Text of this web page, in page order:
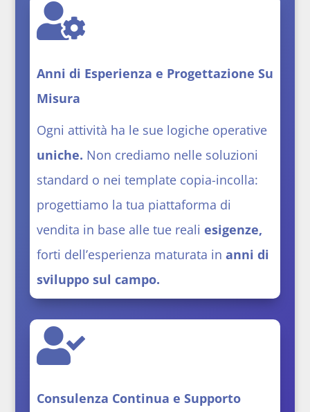

Anni di Esperienza e Progettazione Su
Misura
Ogni attività ha le sue logiche operative
uniche. Non crediamo nelle soluzioni
standard o nei template copia-incolla:
progettiamo la tua piattaforma di
vendita in base alle tue reali esigenze,
forti dell’esperienza maturata in anni di
sviluppo sul campo.

Consulenza Continua e Supporto